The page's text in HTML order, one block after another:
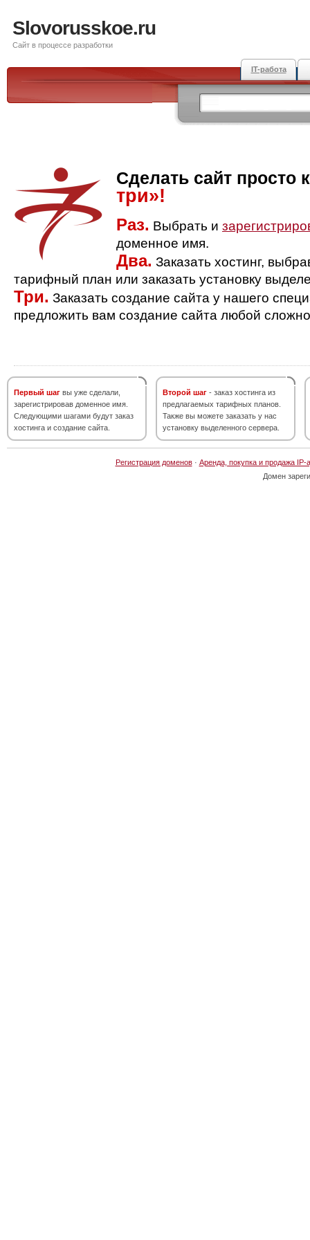
Slovorusskoe.ru
Сайт в процессе разработки
IT-работа
Сделать сайт просто
три»!
Раз. Выбрать и
доменное имя.
Два. Заказать хостинг,
тарифный план или заказать установку
Три. Заказать создание сайта у нашего
предложить вам создание сайта любой
Первый шаг вы уже сделали,
зарегистрировав доменное имя.
Следующими шагами будут заказ
хостинга и создание сайта.
Второй шаг - заказ хостинга из
предлагаемых тарифных планов.
Также вы можете заказать у нас
установку выделенного сервера.
Регистрация доменов· Аренда, покупка и продажа IP-
Домен